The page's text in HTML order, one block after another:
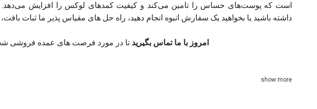
است که پوست‌های حساس را تامین می‌کند و کیفیت کمدهای لوکس را افزایش می‌دهد.
داشته باشید یا بخواهید یک سفارش انبوه انجام دهید، راه حل های مقیاس پذیر ما ثبات
امروز با ما تماس بگیرید تا در مورد فرصت های عمده فروشی
show more